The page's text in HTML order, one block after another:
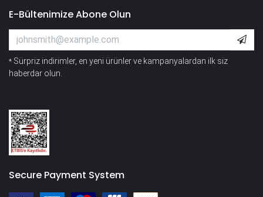
E-Bültenimize Abone Olun
* Sürpriz indirimler, en yeni ürünler ve kampanyalardan ilk siz
haberdar olun.
Secure Payment System